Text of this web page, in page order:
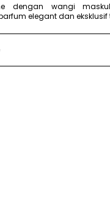
dengan wangi
elegant dan eksklusif